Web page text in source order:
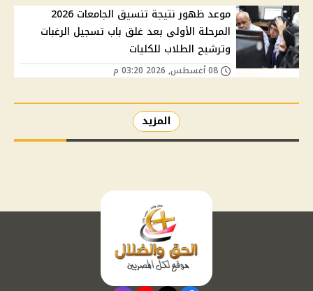
موعد ظهور نتيجة تنسيق الجامعات 2026
المرحلة الأولى بعد غلق باب تسجيل الرغبات
وترشيح الطلاب للكليات
المزيد